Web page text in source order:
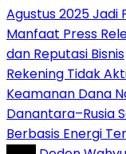
Agustus 2025 Jadi
Manfaat Press
dan Reputasi Bisnis
Rekening Tidak
Keamanan Dana
Danantara–Rusia
Berbasis Energi